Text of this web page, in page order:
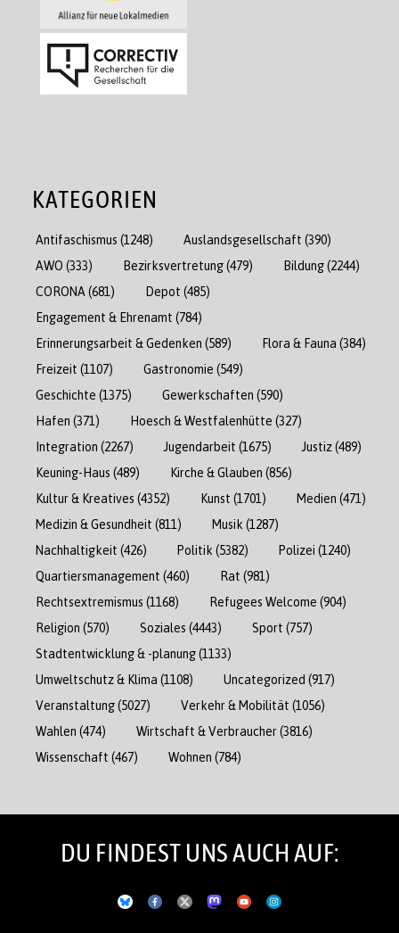
KATEGORIEN
Antifaschismus (1248) Auslandsgesellschaft (390)
AWO (333) Bezirksvertretung(479) Bildung(2244)
CORONA (681) Depot (485)
Engagement & Ehrenamt (784)
Erinnerungsarbeit & Gedenken (589) Flora & Fauna (384)
Freizeit (1107) Gastronomie (549)
Geschichte (1375) Gewerkschaften (590)
Hafen (371) Hoesch & Westfalenhütte (327)
Integration (2267) Jugendarbeit (1675) Justiz(489)
Keuning-Haus (489) Kirche & Glauben (856)
Kultur & Kreatives (4352) Kunst (1701) Medien (471)
Medizin & Gesundheit (811) Musik (1287)
Nachhaltigkeit (426) Politik (5382) Polizei (1240)
Quartiersmanagement (460) Rat (981)
Rechtsextremismus (1168) Refugees Welcome (904)
Religion (570) Soziales (4443) Sport (757)
Stadtentwicklung & -planung(1133)
Umweltschutz & Klima (1108) Uncategorized (917)
Veranstaltung(5027) Verkehr & Mobilität (1056)
Wahlen (474) Wirtschaft & Verbraucher(3816)
Wissenschaft (467) Wohnen (784)
DU FINDEST UNS AUCH AUF: